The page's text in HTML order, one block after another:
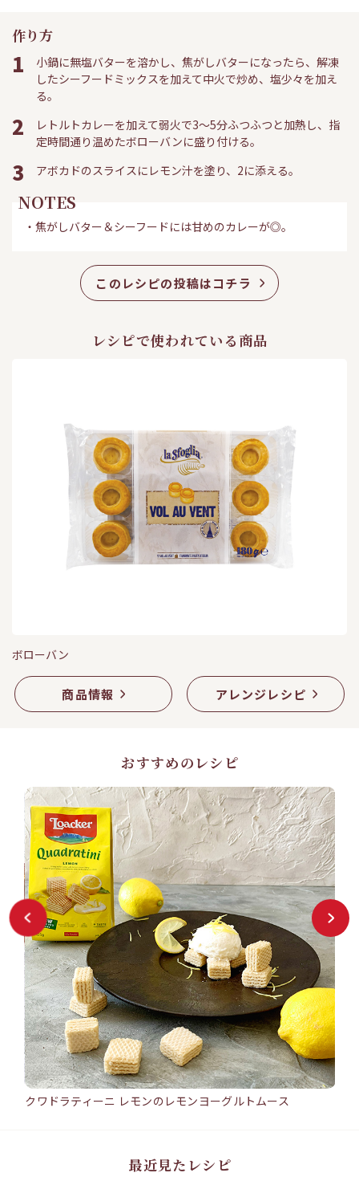
作り方
1
小鍋に無塩バターを溶かし、焦がしバターになったら、解凍
したシーフードミックスを加えて中火で炒め、塩少々を加え
る。
2
レトルトカレーを加えて弱火で3～5分ふつふつと加熱し、指
定時間通り温めたボローバンに盛り付ける。
3 アボカドのスライスにレモン汁を塗り、2に添える。
NOTES
・焦がしバター＆シーフードには甘めのカレーが◎。
このレシピの投稿はコチラ
レシピで使われている商品
ボローバン
商品情報 アレンジレシピ
おすすめのレシピ
15min
クワドラティーニ レモンのレモンヨーグルトムース
最近見たレシピ